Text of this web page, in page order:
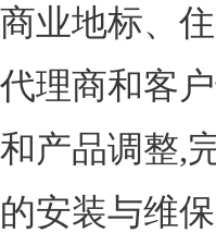
商业地标、
代理商和客
和产品调整,
的安装与维保